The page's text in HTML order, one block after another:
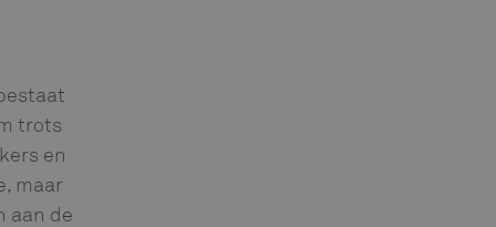
trots
en
maar
aan de